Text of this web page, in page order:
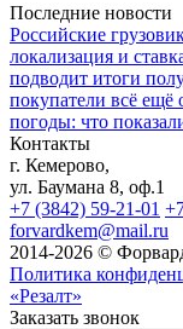
Последние новости
Российские
локализация и
подводит итоги
покупатели всё ещё
погоды: что
Контакты
г. Кемерово,
ул. Баумана 8, оф.1
+7 (3842) 59-21-01
forvardkem@mail.ru
2014-2026 ©
Политика
«Резалт»
Заказать звонок